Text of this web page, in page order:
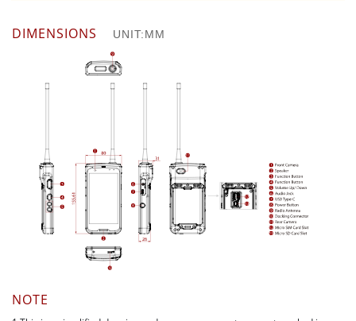
DIMENSIONS UNIT:MM
NOTE